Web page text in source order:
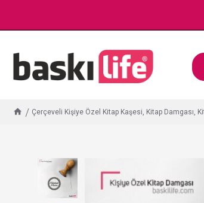
Çerçeveli Kişiye Özel Kitap Kaşesi, Kitap Damgası,